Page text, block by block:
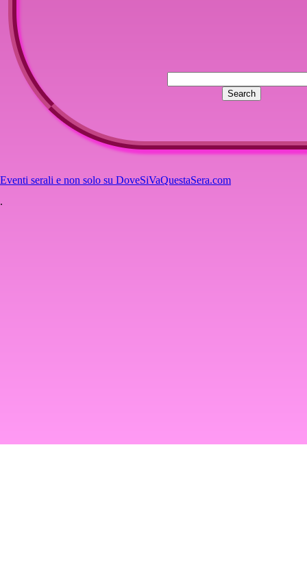
Eventi serali e non solo su DoveSiVaQuestaSera.com
.